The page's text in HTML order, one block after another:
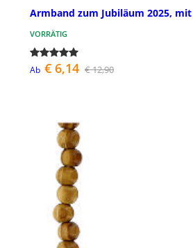
Armband zum Jubiläum 2025,
VORRÄTIG
Ab € 6,14 € 12,90